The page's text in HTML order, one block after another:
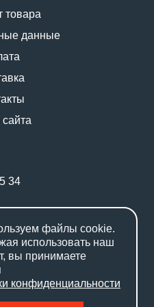
товара
данные
сайта
34
Петербург,
Новикова, 28Е
до 18:00
файлы cookie.
использовать наш
вы принимаете
конфиденциальности